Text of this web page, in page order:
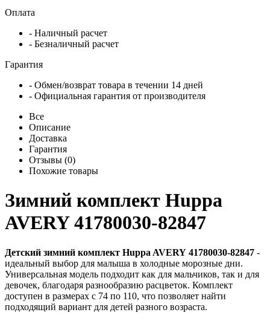
Оплата
- Наличный расчет
- Безналичный расчет
Гарантия
- Обмен/возврат товара в течении 14 дней
- Официальная гарантия от производителя
Все
Описание
Доставка
Гарантия
Отзывы (0)
Похожие товары
Зимний комплект Huppa
AVERY 41780030-82847
Детский зимний комплект Huppa AVERY 41780030-82847 -
идеальный выбор для малыша в холодные морозные дни.
Универсальная модель подходит как для мальчиков, так и для
девочек, благодаря разнообразию расцветок. Комплект
доступен в размерах с 74 по 110, что позволяет найти
подходящий вариант для детей разного возраста.